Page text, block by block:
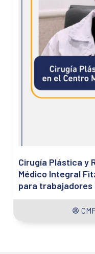
Cirugía Plástica y
Médico Integral
para trabajadores